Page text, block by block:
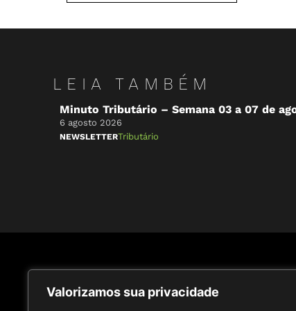
Valorizamos sua privacidade
LEIA TAMBÉM
Minuto Tributário – Semana 03 a 07 de
6 agosto 2026
NEWSLETTERTributário
Receba conteúdos de especialistas
do nosso Centro de Inteligência